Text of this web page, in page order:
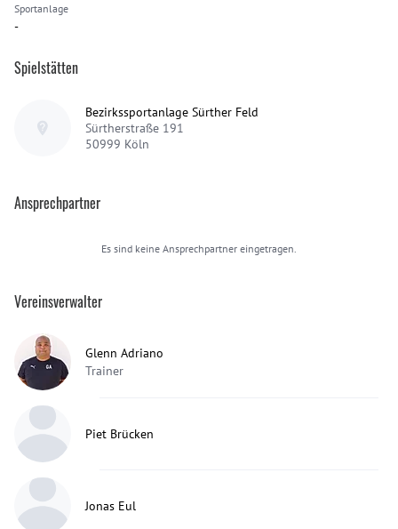
Sportanlage
-
Spielstätten
Bezirkssportanlage Sürther Feld
Sürtherstraße 191
50999 Köln
Ansprechpartner
Es sind keine Ansprechpartner eingetragen.
Vereinsverwalter
Glenn Adriano
Trainer
Piet Brücken
Jonas Eul